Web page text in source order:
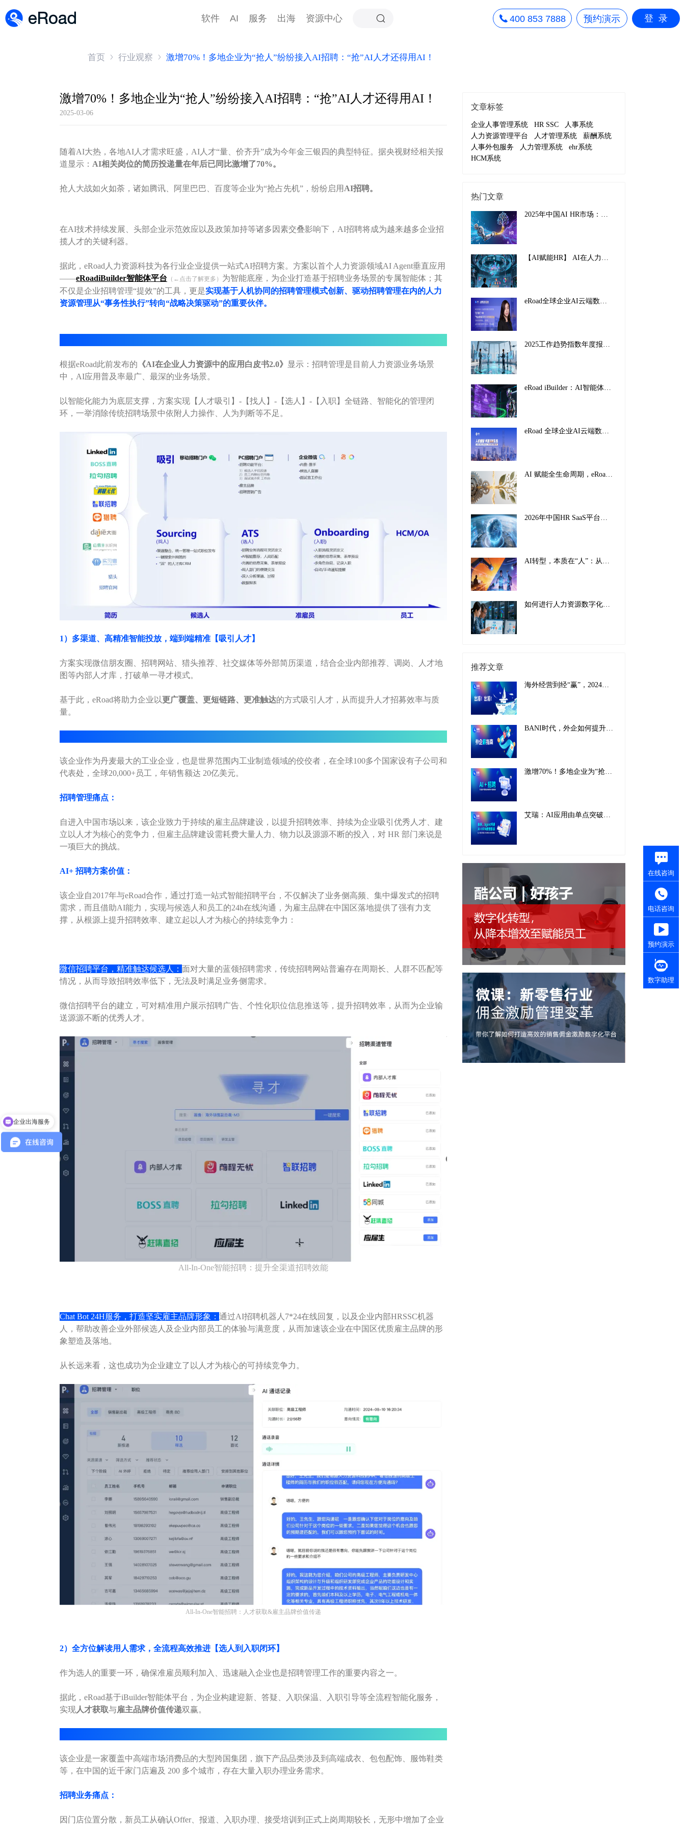
软件 AI 服务 出海 资源中心 400 853 7888 预约演示 登录
首页 行业观察 激增70%！多地企业为“抢人”纷纷接入AI招聘：“抢”AI人才还得用AI！
激增70%！多地企业为“抢人”纷纷接入AI招聘：“抢”AI人才还得用AI！
2025-03-06
随着AI大热，各地AI人才需求旺盛，AI人才“量、价齐升”成为今年金三银四的典型特征。据央视财经相关报
道显示： AI相关岗位的简历投递量在年后已同比激增了70%。
抢人大战如火如荼，诸如腾讯、阿里巴巴、百度等企业为“抢占先机”，纷纷启用 AI招聘。
在AI技术持续发展、头部企业示范效应以及政策加持等诸多因素交叠影响下，AI招聘将成为越来越多企业招
揽人才的关键利器。
据此， eRoad 人力资源科技为各行业企业提供一站式AI招聘方案。 方案以首个人力资源领域AI Agent垂直应用
——eRoadiBuilder智能体平台 （←点击了解更多） 为智能底座，为企业打造基于招聘业务场景的专属智能体；其
不仅是企业招聘管理“提效”的工具，更是实现基于人机协同的招聘管理模式创新、驱动招聘管理在内的人力
资源管理从“事务性执行”转向“战略决策驱动”的重要伙伴。
根据eRoad此前发布的 《AI在企业人力资源中的应用白皮书2.0》 显示：招聘管理是目前人力资源业务场景
中，AI应用普及率最广、最深的业务场景。
以智能化能力为底层支撑，方案实现【人才吸引】-【找人】-【选人】-【入职】全链路、智能化的管理闭
环，一举消除传统招聘场景中依附人力操作、人为判断等不足。
1）多渠道、高精准智能投放，端到端精准【吸引人才】
方案实现微信朋友圈、招聘网站、猎头推荐、社交媒体等外部简历渠道，结合企业内部推荐、调岗、人才地
图等内部人才库，打破单一寻才模式。
基于此， eRoad将助力企业以更广覆盖、更短链路、更准触达的方式吸引人才，从而提升人才招募效率与质
量。
该企业作为丹麦最大的工业企业，也是世界范围内工业制造领域的佼佼者，在全球100多个国家设有子公司和
代表处，全球20,000+员工，年销售额达 20亿美元。
招聘管理痛点：
自进入中国市场以来，该企业致力于持续的雇主品牌建设，以提升招聘效率、持续为企业吸引优秀人才、建
立以人才为核心的竞争力，但雇主品牌建设需耗费大量人力、物力以及源源不断的投入，对 HR 部门来说是
一项巨大的挑战。
AI+ 招聘方案价值：
该企业自2017年与eRoad合作，通过打造一站式智能招聘平台，不仅解决了业务侧高频、集中爆发式的招聘
需求，而且借助AI能力，实现与候选人和员工的24h在线沟通，为雇主品牌在中国区落地提供了强有力支
撑，从根源上提升招聘效率、建立起以人才为核心的持续竞争力：
微信招聘平台，精准触达候选人： 面对大量的蓝领招聘需求，传统招聘网站普遍存在周期长、人群不匹配等
情况，从而导致招聘效率低下，无法及时满足业务侧需求。
微信招聘平台的建立，可对精准用户展示招聘广告、个性化职位信息推送等，提升招聘效率，从而为企业输
送源源不断的优秀人才。
All-In-One智能招聘：提升全渠道招聘效能
Chat Bot 24H服务，打造坚实雇主品牌形象： 通过AI招聘机器人7*24在线回复，以及企业内部HRSSC机器
人，帮助改善企业外部候选人及企业内部员工的体验与满意度，从而加速该企业在中国区优质雇主品牌的形
象塑造及落地。
从长远来看，这也成功为企业建立了以人才为核心的可持续竞争力。
All-In-One智能招聘：人才获取&雇主品牌价值传递
2）全方位解读用人需求，全流程高效推进【选人到入职闭环】
作为选人的重要一环，确保准雇员顺利加入、迅速融入企业也是招聘管理工作的重要内容之一。
据此， eRoad基于iBuilder智能体平台，为企业构建迎新、答疑、入职保温、入职引导等全流程智能化服务，
实现人才获取与雇主品牌价值传递双赢。
该企业是一家覆盖中高端市场消费品的大型跨国集团，旗下产品品类涉及到高端成衣、包包配饰、服饰鞋类
等，在中国的近千家门店遍及 200 多个城市，存在大量入职办理业务需求。
招聘业务痛点：
因门店位置分散，新员工从确认Offer、报道、入职办理、接受培训到正式上岗周期较长，无形中增加了企业
文章标签
企业人事管理系统 HR SSC
人事系统
人力资源管理平台
人才管理系统
薪酬系统
人事外包服务
人力管理系统
ehr系统
HCM系统
热门文章
推荐文章
在线咨询
电话咨询
预约演示
数字助理
HR人事系统